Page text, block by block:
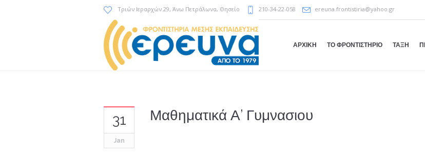
Τριών Ιεραρχών 29, Άνω Πετράλωνα, Θησείο 210-34-22-058 ereuna.frontistiria@yahoo.gr
ΑΡΧΙΚΗ ΤΟ ΦΡΟΝΤΙΣΤΗΡΙΟ ΤΑΞΗ
31
Jan
Μαθηματικά Α’ Γυμνασιου